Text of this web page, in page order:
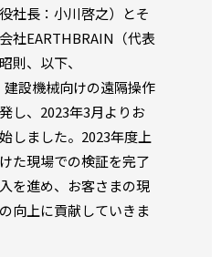
社長：小川啓之）とそ
社EARTHBRAIN（代表
則、以下、
設機械向けの遠隔操作
し、2023年3月よりお
しました。2023年度上
た現場での検証を完了
を進め、お客さまの現
向上に貢献していきま